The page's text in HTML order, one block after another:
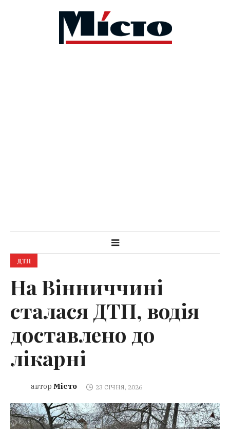
ДТП
На Вінниччині
сталася ДТП, водія
доставлено до
лікарні
автор Місто 23 СІЧНЯ, 2026